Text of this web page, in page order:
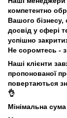
компетентно
Вашого бізнесу,
досвід у сфері
успішно
Не соромтесь -
Наші клієнти
пропонованої
повертаються
👌
Мінімальна